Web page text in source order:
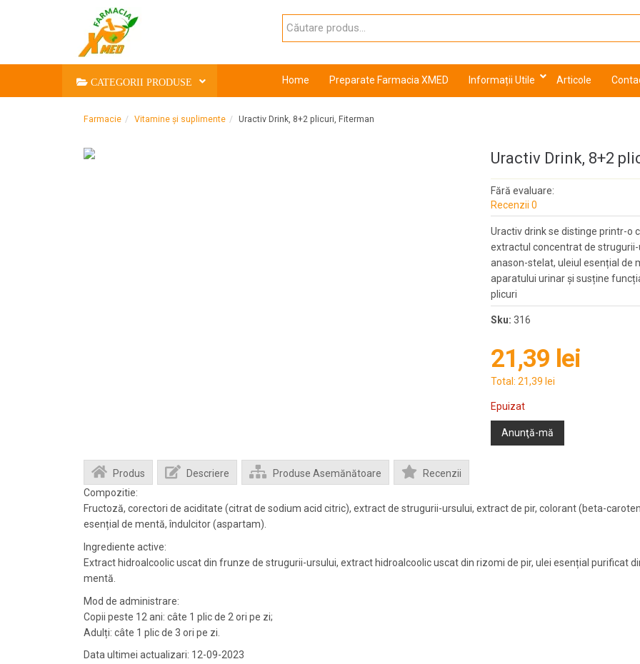
CATEGORII PRODUSE Home Preparate Farmacia XMED Informații Utile Articole
Farmacie Vitamine și suplimente Uractiv Drink, 8+2 plicuri, Fiterman
Uractiv Drink, 8+2
Fără evaluare:
Recenzii 0
Uractiv drink se distinge printr-o
extractul concentrat de
anason-stelat, uleiul esențial de
aparatului urinar și susține
plicuri
Sku: 316
21,39 lei
Total: 21,39 lei
Epuizat
Anunţă-mă
Produs Descriere Produse Asemănătoare
Recenzii
Compozitie:
Fructoză, corectori de aciditate (citrat de sodium acid citric), extract de strugurii-ursului, extract de pir, colorant (beta-
esențial de mentă, îndulcitor (aspartam).
Ingrediente active:
Extract hidroalcoolic uscat din frunze de strugurii-ursului, extract hidroalcoolic uscat din rizomi de pir, ulei esențial purificat
mentă.
Mod de administrare:
Copii peste 12 ani: câte 1 plic de 2 ori pe zi;
Adulți: câte 1 plic de 3 ori pe zi.
Data ultimei actualizari: 12-09-2023